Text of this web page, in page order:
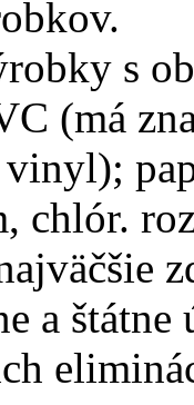
s
(má
chlór.
a